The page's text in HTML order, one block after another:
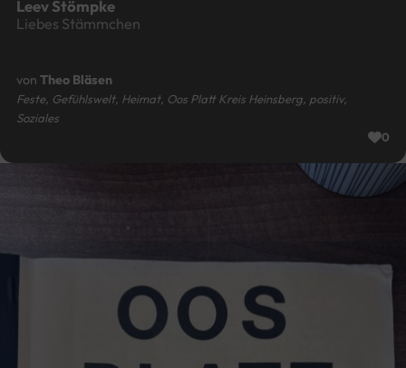
Leev Stömpke
Liebes Stämmchen
vonTheo Bläsen
Feste, Gefühlswelt, Heimat, Oos Platt Kreis Heinsberg, positiv,
Soziales
0